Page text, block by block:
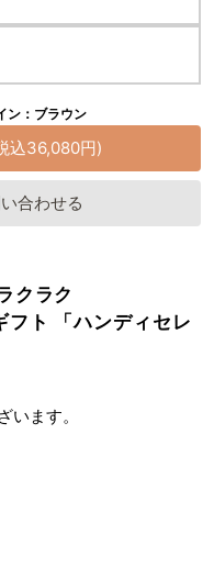
ン：ブラウン
合わせる
クラク
フト 「ハンディセレ
います。